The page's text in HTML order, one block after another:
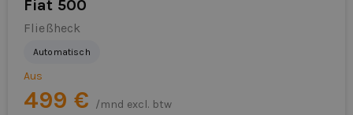
Fiat 500
Fließheck
Automatisch
Aus
499 € /mnd excl. btw